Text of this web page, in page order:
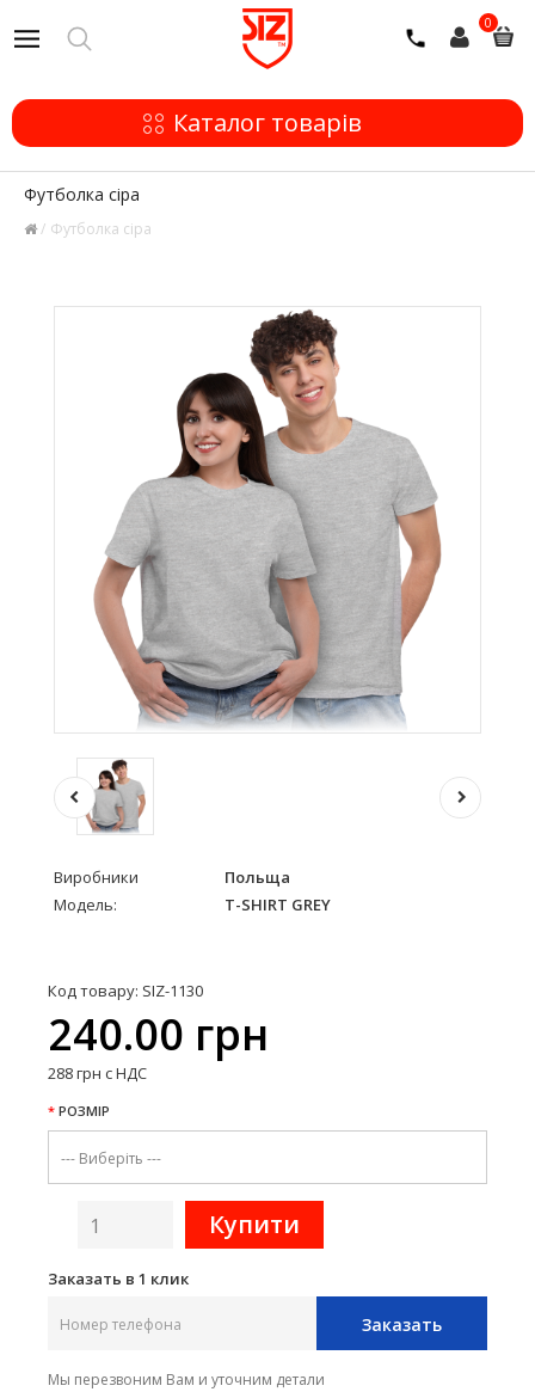
0
Каталог товарів
Футболка сіра
Футболка сіра
Виробники
Польща
Модель:
T-SHIRT GREY
Код товару: SIZ-1130
240.00 грн
288 грн с НДС
РОЗМІР
Заказать в 1 клик
Заказать
Мы перезвоним Вам и уточним детали